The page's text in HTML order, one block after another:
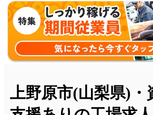
上野原市(山梨県)・